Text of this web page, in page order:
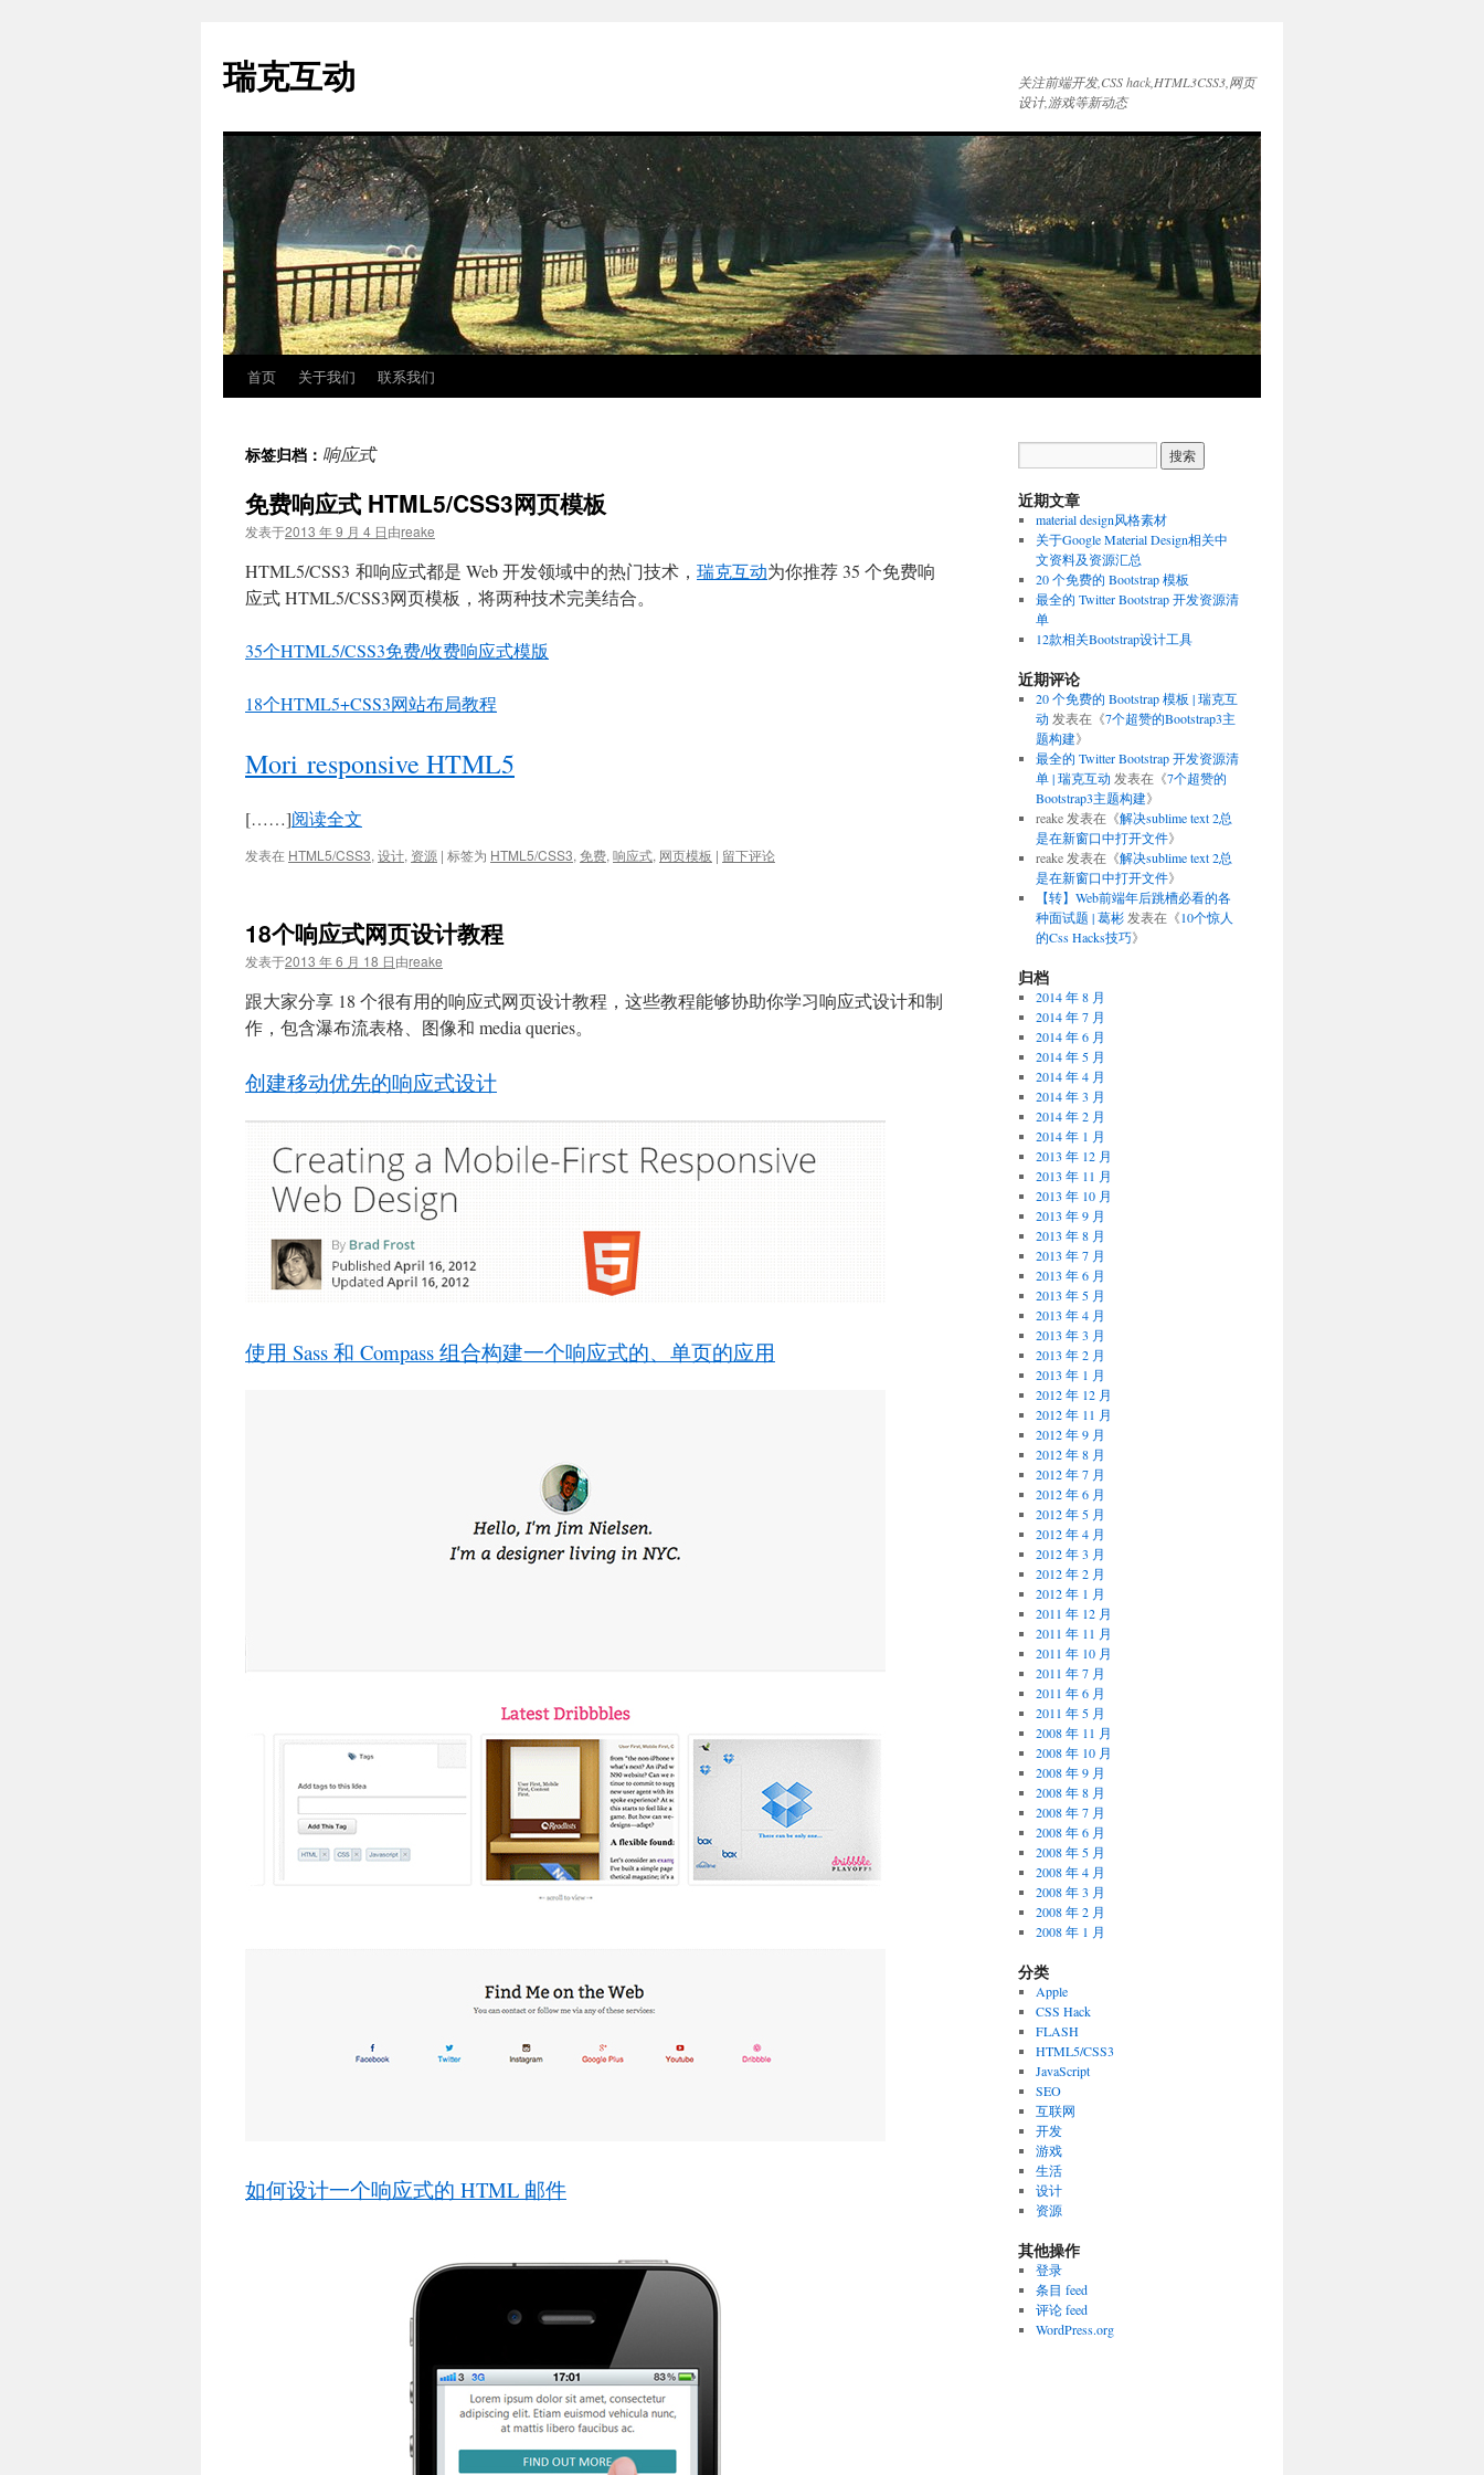
瑞克互动
关注前端开发,CSS hack,HTML3CSS3,网页
设计,游戏等新动态
正
文
首页 关于我们 联系我们
标签归档： 响应式
免费响应式 HTML5/CSS3网页模板
发表于2013 年 9 月 4 日由reake
HTML5/CSS3 和响应式都是 Web 开发领域中的热门技术， 瑞克互动为你推荐 35 个免费响
应式 HTML5/CSS3网页模板，将两种技术完美结合。
35个HTML5/CSS3免费/收费响应式模版
18个HTML5+CSS3网站布局教程
Mori responsive HTML5
[……]阅读全文
发表在 HTML5/CSS3, 设计, 资源 | 标签为 HTML5/CSS3, 免费, 响应式, 网页模板 | 留下评论
18个响应式网页设计教程
发表于2013 年 6 月 18 日由reake
跟大家分享 18 个很有用的响应式网页设计教程，这些教程能够协助你学习响应式设计和制
作，包含瀑布流表格、图像和 media queries。
创建移动优先的响应式设计
使用 Sass 和 Compass 组合构建一个响应式的、单页的应用
如何设计一个响应式的 HTML 邮件
近期文章
material design风格素材
关于Google Material Design相关中
文资料及资源汇总
20 个免费的 Bootstrap 模板
最全的 Twitter Bootstrap 开发资源清
单
12款相关Bootstrap设计工具
近期评论
20 个免费的 Bootstrap 模板 | 瑞克互
动 发表在《7个超赞的Bootstrap3主
题构建》
最全的 Twitter Bootstrap 开发资源清
单 | 瑞克互动 发表在《7个超赞的
Bootstrap3主题构建》
reake发表在《解决sublime text 2总
是在新窗口中打开文件》
reake发表在《解决sublime text 2总
是在新窗口中打开文件》
【转】Web前端年后跳槽必看的各
种面试题 | 葛彬发表在《10个惊人
的Css Hacks技巧》
归档
2014 年 8 月
2014 年 7 月
2014 年 6 月
2014 年 5 月
2014 年 4 月
2014 年 3 月
2014 年 2 月
2014 年 1 月
2013 年 12 月
2013 年 11 月
2013 年 10 月
2013 年 9 月
2013 年 8 月
2013 年 7 月
2013 年 6 月
2013 年 5 月
2013 年 4 月
2013 年 3 月
2013 年 2 月
2013 年 1 月
2012 年 12 月
2012 年 11 月
2012 年 9 月
2012 年 8 月
2012 年 7 月
2012 年 6 月
2012 年 5 月
2012 年 4 月
2012 年 3 月
2012 年 2 月
2012 年 1 月
2011 年 12 月
2011 年 11 月
2011 年 10 月
2011 年 7 月
2011 年 6 月
2011 年 5 月
2008 年 11 月
2008 年 10 月
2008 年 9 月
2008 年 8 月
2008 年 7 月
2008 年 6 月
2008 年 5 月
2008 年 4 月
2008 年 3 月
2008 年 2 月
2008 年 1 月
分类
Apple
CSS Hack
FLASH
HTML5/CSS3
JavaScript
SEO
互联网
开发
游戏
生活
设计
资源
其他操作
登录
条目 feed
评论 feed
WordPress.org